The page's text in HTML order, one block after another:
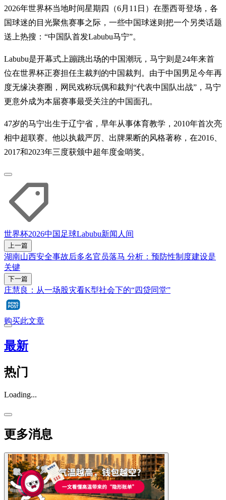
2026年世界杯当地时间星期四（6月11日）在墨西哥登场，各
国球迷的目光聚焦赛事之际，一些中国球迷则把一个另类话题
送上热搜：“中国队首发Labubu马宁”。
Labubu是开幕式上蹦跳出场的中国潮玩，马宁则是24年来首
位在世界杯正赛担任主裁判的中国裁判。由于中国男足今年再
度无缘决赛圈，网民戏称玩偶和裁判“代表中国队出战”，马宁
更意外成为本届赛事最受关注的中国面孔。
47岁的马宁出生于辽宁省，早年从事体育教学，2010年首次亮
相中超联赛。他以执裁严厉、出牌果断的风格著称，在2016、
2017和2023年三度获颁中超年度金哨奖。
世界杯2026中国足球Labubu新闻人间
上一篇
湖南山西安全事故后多名官员落马 分析：预防性制度建设是
关键
下一篇
庄慧良：从一场股灾看K型社会下的“四贷同堂”
购买此文章
最新
热门
Loading...
更多消息